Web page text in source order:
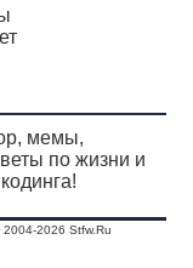
мемы,
по жизни и
2004-2026 Stfw.Ru